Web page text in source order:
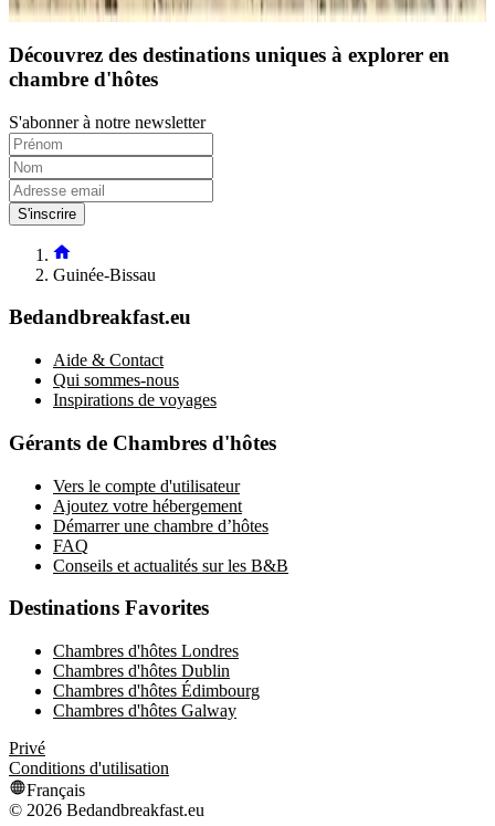
Réservation directe
Découvrez des destinations uniques à explorer en
chambre d'hôtes
S'abonner à notre newsletter
S'inscrire
Guinée-Bissau
Bedandbreakfast.eu
Aide & Contact
Qui sommes-nous
Inspirations de voyages
Gérants de Chambres d'hôtes
Vers le compte d'utilisateur
Ajoutez votre hébergement
Démarrer une chambre d’hôtes
FAQ
Conseils et actualités sur les B&B
Destinations Favorites
Chambres d'hôtes Londres
Chambres d'hôtes Dublin
Chambres d'hôtes Édimbourg
Chambres d'hôtes Galway
Privé
Conditions d'utilisation
Français
© 2026 Bedandbreakfast.eu